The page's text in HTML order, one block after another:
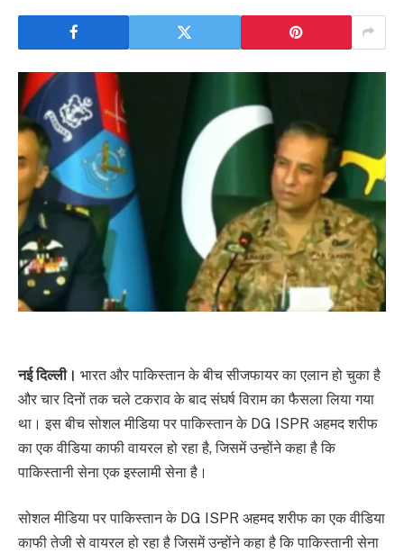
नई दिल्ली। भारत और पाकिस्तान के बीच सीजफायर का एलान हो चुका है
और चार दिनों तक चले टकराव के बाद संघर्ष विराम का फैसला लिया गया
था। इस बीच सोशल मीडिया पर पाकिस्तान के DG ISPR अहमद शरीफ
का एक वीडिया काफी वायरल हो रहा है, जिसमें उन्होंने कहा है कि
पाकिस्तानी सेना एक इस्लामी सेना है।
सोशल मीडिया पर पाकिस्तान के DG ISPR अहमद शरीफ का एक वीडिया
काफी तेजी से वायरल हो रहा है जिसमें उन्होंने कहा है कि पाकिस्तानी सेना